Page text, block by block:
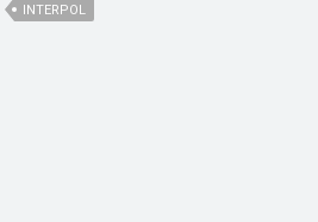
INTERPOL